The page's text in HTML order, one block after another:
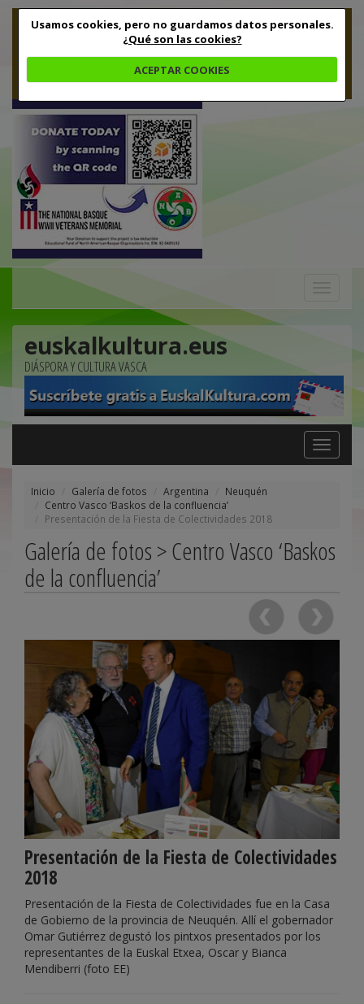
Usamos cookies, pero no guardamos datos personales.
¿Qué son las cookies?
ACEPTAR COOKIES
euskalkultura.eus
DIÁSPORA Y CULTURA VASCA
Toggle
navigation
Inicio Galería de fotos Argentina
Neuquén
Centro Vasco ‘Baskos de la confluencia’
Presentación de la Fiesta de Colectividades 2018
Galería de fotos > Centro Vasco ‘Baskos
de la confluencia’
Presentación de la Fiesta de Colectividades
2018
Presentación de la Fiesta de Colectividades fue en la Casa
de Gobierno de la provincia de Neuquén. Allí el gobernador
Omar Gutiérrez degustó los pintxos presentados por los
representantes de la Euskal Etxea, Oscar y Bianca
Mendiberri (foto EE)